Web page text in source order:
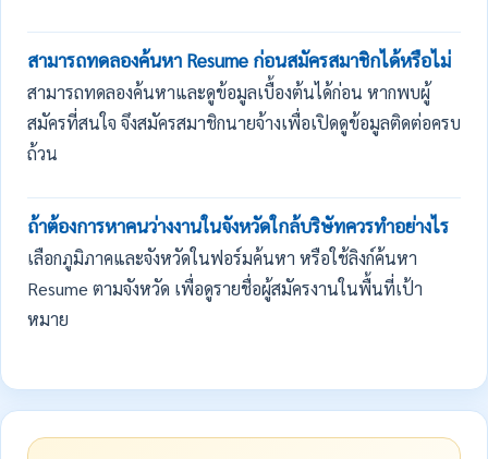
สามารถทดลองค้นหา Resume ก่อนสมัครสมาชิกได้หรือไม่
สามารถทดลองค้นหาและดูข้อมูลเบื้องต้นได้ก่อน หากพบผู้
สมัครที่สนใจ จึงสมัครสมาชิกนายจ้างเพื่อเปิดดูข้อมูลติดต่อครบ
ถ้วน
ถ้าต้องการหาคนว่างงานในจังหวัดใกล้บริษัทควรทำอย่างไร
เลือกภูมิภาคและจังหวัดในฟอร์มค้นหา หรือใช้ลิงก์ค้นหา
Resume ตามจังหวัด เพื่อดูรายชื่อผู้สมัครงานในพื้นที่เป้า
หมาย